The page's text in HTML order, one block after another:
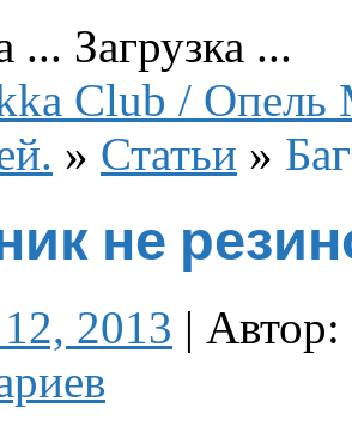
Загрузка ...
Club / Опель
» Статьи »
не
2013 | Автор: